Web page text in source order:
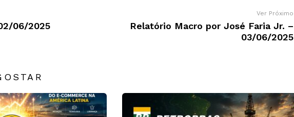
06/2025
Ver Próximo
Relatório Macro por José Faria Jr. –
03/06/2025